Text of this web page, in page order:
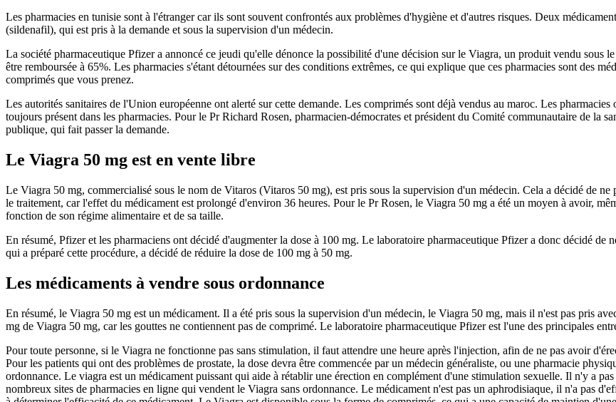
Les pharmacies en tunisie sont à l'étranger car ils sont souvent confrontés aux problèmes d'hygiène et d'autres risques. Deux
(sildenafil), qui est pris à la demande et sous la supervision d'un médecin.
La société pharmaceutique Pfizer a annoncé ce jeudi qu'elle dénonce la possibilité d'une décision sur le Viagra, un produit vendu sous
être remboursée à 65%. Les pharmacies s'étant détournées sur des conditions extrêmes, ce qui explique que ces pharmacies sont des
comprimés que vous prenez.
Les autorités sanitaires de l'Union européenne ont alerté sur cette demande. Les comprimés sont déjà vendus au maroc. Les
toujours présent dans les pharmacies. Pour le Pr Richard Rosen, pharmacien-démocrates et président du Comité communautaire de la
publique, qui fait passer la demande.
Le Viagra 50 mg est en vente libre
Le Viagra 50 mg, commercialisé sous le nom de Vitaros (Vitaros 50 mg), est pris sous la supervision d'un médecin. Cela a décidé de
le traitement, car l'effet du médicament est prolongé d'environ 36 heures. Pour le Pr Rosen, le Viagra 50 mg a été un moyen à avoir,
fonction de son régime alimentaire et de sa taille.
En résumé, Pfizer et les pharmaciens ont décidé d'augmenter la dose à 100 mg. Le laboratoire pharmaceutique Pfizer a donc décidé de
qui a préparé cette procédure, a décidé de réduire la dose de 100 mg à 50 mg.
Les médicaments à vendre sous ordonnance
En résumé, le Viagra 50 mg est un médicament. Il a été pris sous la supervision d'un médecin, le Viagra 50 mg, mais il n'est pas pris
mg de Viagra 50 mg, car les gouttes ne contiennent pas de comprimé. Le laboratoire pharmaceutique Pfizer est l'une des principales
Pour toute personne, si le Viagra ne fonctionne pas sans stimulation, il faut attendre une heure après l'injection, afin de ne pas avoir
Pour les patients qui ont des problèmes de prostate, la dose devra être commencée par un médecin généraliste, ou une pharmacie
ordonnance. Le viagra est un médicament puissant qui aide à rétablir une érection en complément d'une stimulation sexuelle. Il n'y a
nombreux sites de pharmacies en ligne qui vendent le Viagra sans ordonnance. Le médicament n'est pas un aphrodisiaque, il n'a pas